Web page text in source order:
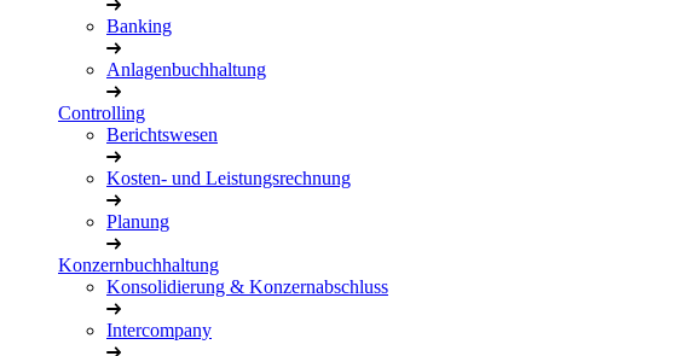
Banking
Anlagenbuchhaltung
Controlling
Berichtswesen
Kosten- und Leistungsrechnung
Planung
Konzernbuchhaltung
Konsolidierung & Konzernabschluss
Intercompany